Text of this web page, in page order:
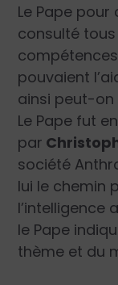
Le Pape
consulté
pouvaient
ainsi peut-on
Le Pape fut
par
société
lui le chemin
l’intelligence
le Pape
thème et du